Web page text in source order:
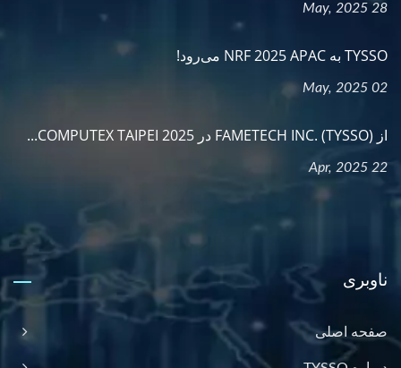
28 May, 2025
TYSSO به NRF 2025 APAC می‌رود!
02 May, 2025
از FAMETECH INC. (TYSSO) در COMPUTEX TAIPEI 2025...
22 Apr, 2025
ناوبری
صفحه اصلی